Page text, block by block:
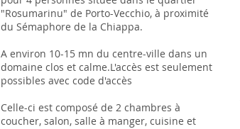
"Rosumarinu" de Porto-Vecchio, à proximité
du Sémaphore de la Chiappa.
A environ 10-15 mn du centre-ville dans un
domaine clos et calme.L'accès est seulement
possibles avec code d'accès
Celle-ci est composé de 2 chambres à
coucher, salon, salle à manger, cuisine et